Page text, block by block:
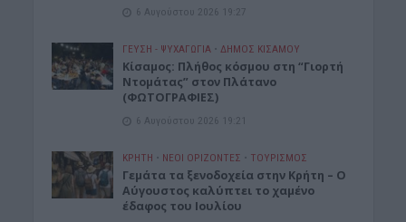
6 Αυγούστου 2026 19:27
ΓΕΎΣΗ - ΨΥΧΑΓΩΓΊΑ • ΔΉΜΟΣ ΚΙΣΆΜΟΥ
Κίσαμος: Πλήθος κόσμου στη “Γιορτή
Ντομάτας” στον Πλάτανο
(ΦΩΤΟΓΡΑΦΙΕΣ)
6 Αυγούστου 2026 19:21
ΚΡΗΤΗ • ΝΕΟΙ ΟΡΙΖΟΝΤΕΣ • ΤΟΥΡΙΣΜΟΣ
Γεμάτα τα ξενοδοχεία στην Κρήτη – Ο
Αύγουστος καλύπτει το χαμένο
έδαφος του Ιουλίου